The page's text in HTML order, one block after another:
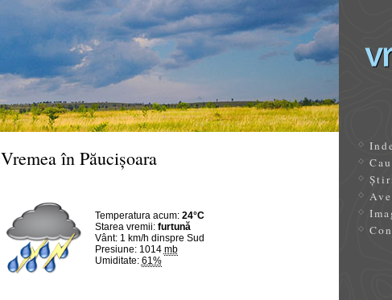
Vremea în Păucișoara
Temperatura acum: 24°C
Starea vremii: furtună
Vânt: 1 km/h dinspre Sud
Presiune: 1014 mb
Umiditate: 61%